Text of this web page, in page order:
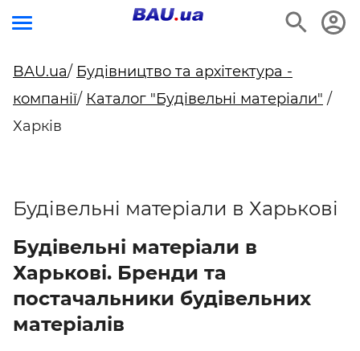
BAU.ua/ Будівництво та архітектура -
компанії/ Каталог "Будівельні матеріали" /
Харків
Будівельні матеріали в Харькові
Будівельні матеріали в
Харькові. Бренди та
постачальники будівельних
матеріалів